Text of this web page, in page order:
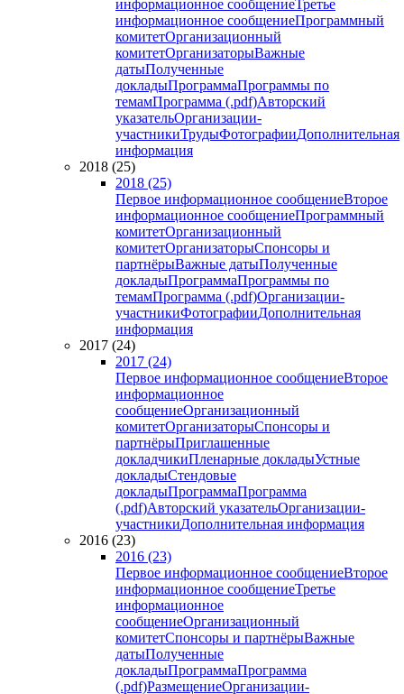
информационное сообщениеТретье
информационное сообщениеПрограммный
комитетОрганизационный
комитетОрганизаторыВажные
датыПолученные
докладыПрограммаПрограммы по
темамПрограмма (.pdf)Авторский
указательОрганизации-
участникиТрудыФотографииДополнительная
информация
2018 (25)
2018 (25)
Первое информационное сообщениеВторое
информационное сообщениеПрограммный
комитетОрганизационный
комитетОрганизаторыСпонсоры и
партнёрыВажные датыПолученные
докладыПрограммаПрограммы по
темамПрограмма (.pdf)Организации-
участникиФотографииДополнительная
информация
2017 (24)
2017 (24)
Первое информационное сообщениеВторое
информационное
сообщениеОрганизационный
комитетОрганизаторыСпонсоры и
партнёрыПриглашенные
докладчикиПленарные докладыУстные
докладыСтендовые
докладыПрограммаПрограмма
(.pdf)Авторский указательОрганизации-
участникиДополнительная информация
2016 (23)
2016 (23)
Первое информационное сообщениеВторое
информационное сообщениеТретье
информационное
сообщениеОрганизационный
комитетСпонсоры и партнёрыВажные
датыПолученные
докладыПрограммаПрограмма
(.pdf)РазмещениеОрганизации-